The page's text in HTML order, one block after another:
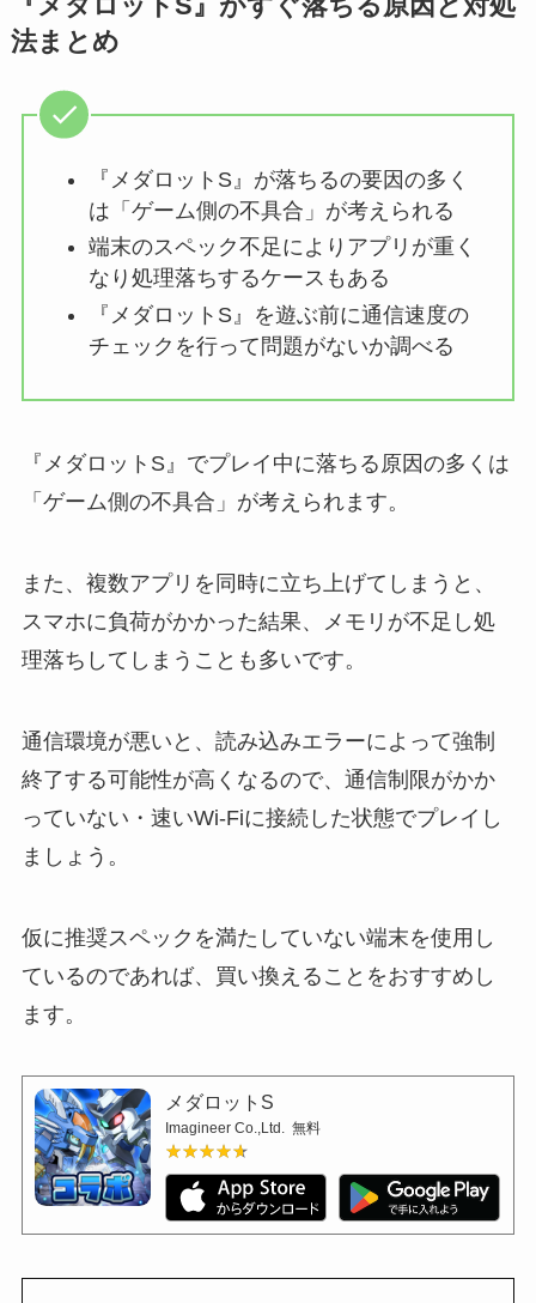
『メダロットS』がすぐ落ちる原因と対処
法まとめ
『メダロットS』が落ちるの要因の多く
は「ゲーム側の不具合」が考えられる
端末のスペック不足によりアプリが重く
なり処理落ちするケースもある
『メダロットS』を遊ぶ前に通信速度の
チェックを行って問題がないか調べる
『メダロットS』でプレイ中に落ちる原因の多くは
「ゲーム側の不具合」が考えられます。
また、複数アプリを同時に立ち上げてしまうと、
スマホに負荷がかかった結果、メモリが不足し処
理落ちしてしまうことも多いです。
通信環境が悪いと、読み込みエラーによって強制
終了する可能性が高くなるので、通信制限がかか
っていない・速いWi-Fiに接続した状態でプレイし
ましょう。
仮に推奨スペックを満たしていない端末を使用し
ているのであれば、買い換えることをおすすめし
ます。
メダロットS
Imagineer Co.,Ltd. 無料
★★★★★
★★★★★